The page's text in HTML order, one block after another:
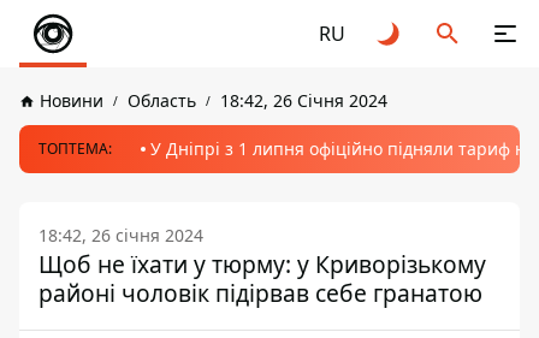
RU
Новини Область 18:42, 26 Січня 2024
ТОПТЕМА: У Дніпрі з 1 липня офіційно підняли тариф
18:42, 26 січня 2024
Щоб не їхати у тюрму: у Криворізькому
районі чоловік підірвав себе гранатою